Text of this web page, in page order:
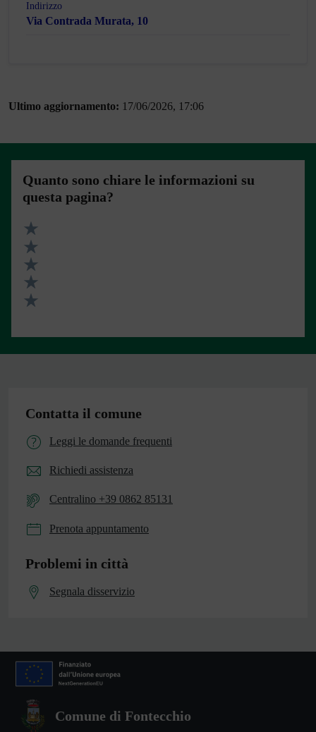
Indirizzo
Via Contrada Murata, 10
Ultimo aggiornamento: 17/06/2026, 17:06
Quanto sono chiare le informazioni su
questa pagina?
Valuta 5 stelle su 5
Valuta 4 stelle su 5
Valuta 3 stelle su 5
Valuta 2 stelle su 5
Contatta il comune
Leggi le domande frequenti
Richiedi assistenza
Centralino +39 0862 85131
Prenota appuntamento
Problemi in città
Segnala disservizio
Comune di Fontecchio